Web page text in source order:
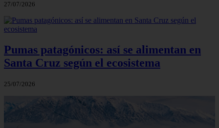
27/07/2026
Pumas patagónicos: así se alimentan en
Santa Cruz según el ecosistema
25/07/2026